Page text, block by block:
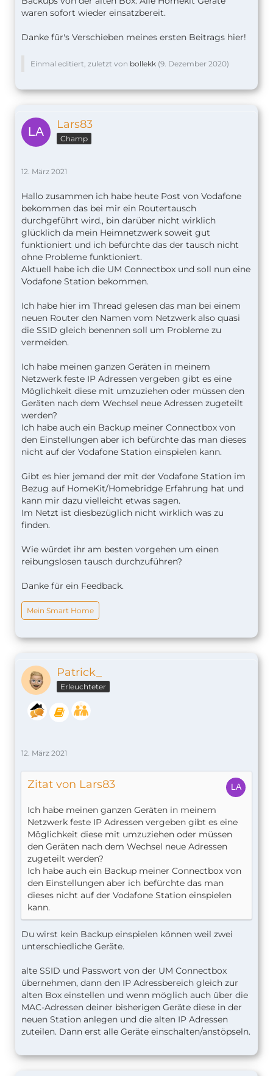
waren sofort wieder einsatzbereit.
Danke für's Verschieben meines ersten Beitrags hier!
Einmal editiert, zuletzt von bollekk (9. Dezember 2020)
Lars83
Champ
12. März 2021
Hallo zusammen ich habe heute Post von Vodafone
bekommen das bei mir ein Routertausch
durchgeführt wird., bin darüber nicht wirklich
glücklich da mein Heimnetzwerk soweit gut
funktioniert und ich befürchte das der tausch nicht
ohne Probleme funktioniert.
Aktuell habe ich die UM Connectbox und soll nun eine
Vodafone Station bekommen.
Ich habe hier im Thread gelesen das man bei einem
neuen Router den Namen vom Netzwerk also quasi
die SSID gleich benennen soll um Probleme zu
vermeiden.
Ich habe meinen ganzen Geräten in meinem
Netzwerk feste IP Adressen vergeben gibt es eine
Möglichkeit diese mit umzuziehen oder müssen den
Geräten nach dem Wechsel neue Adressen zugeteilt
werden?
Ich habe auch ein Backup meiner Connectbox von
den Einstellungen aber ich befürchte das man dieses
nicht auf der Vodafone Station einspielen kann.
Gibt es hier jemand der mit der Vodafone Station im
Bezug auf HomeKit/Homebridge Erfahrung hat und
kann mir dazu vielleicht etwas sagen.
Im Netzt ist diesbezüglich nicht wirklich was zu
finden.
Wie würdet ihr am besten vorgehen um einen
reibungslosen tausch durchzuführen?
Danke für ein Feedback.
Mein Smart Home
Patrick_
Erleuchteter
12. März 2021
Zitat von Lars83
Ich habe meinen ganzen Geräten in meinem
Netzwerk feste IP Adressen vergeben gibt es eine
Möglichkeit diese mit umzuziehen oder müssen
den Geräten nach dem Wechsel neue Adressen
zugeteilt werden?
Ich habe auch ein Backup meiner Connectbox von
den Einstellungen aber ich befürchte das man
dieses nicht auf der Vodafone Station einspielen
kann.
Du wirst kein Backup einspielen können weil zwei
unterschiedliche Geräte.
alte SSID und Passwort von der UM Connectbox
übernehmen, dann den IP Adressbereich gleich zur
alten Box einstellen und wenn möglich auch über die
MAC-Adressen deiner bisherigen Geräte diese in der
neuen Station anlegen und die alten IP Adressen
zuteilen. Dann erst alle Geräte einschalten/anstöpseln.